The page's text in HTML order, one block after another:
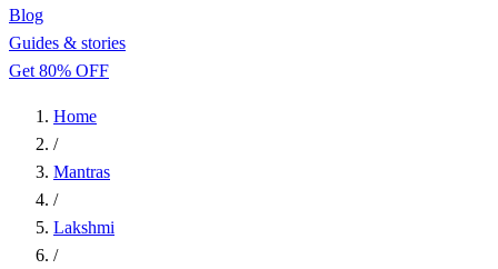
Blog
Guides & stories
Get 80% OFF
Home
/
Mantras
/
Lakshmi
/